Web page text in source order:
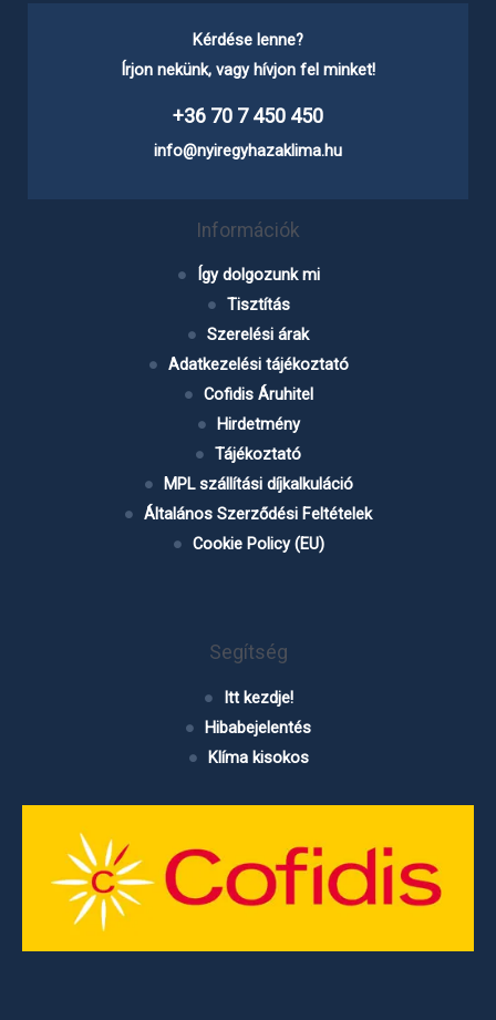
Kérdése lenne?
Írjon nekünk, vagy hívjon fel minket!
+36 70 7 450 450
info@nyiregyhazaklima.hu
Információk
Így dolgozunk mi
Tisztítás
Szerelési árak
Adatkezelési tájékoztató
Cofidis Áruhitel
Hirdetmény
Tájékoztató
MPL szállítási díjkalkuláció
Általános Szerződési Feltételek
Cookie Policy (EU)
Segítség
Itt kezdje!
Hibabejelentés
Klíma kisokos